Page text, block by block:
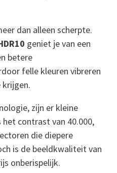
dan alleen scherpte.
geniet je van een
betere
felle kleuren vibreren
krijgen.
zijn er kleine
contrast van 40.000,
die diepere
is de beeldkwaliteit van
onberispelijk.